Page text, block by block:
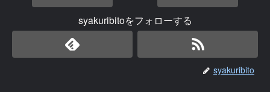
syakuribitoをフォローする
syakuribito